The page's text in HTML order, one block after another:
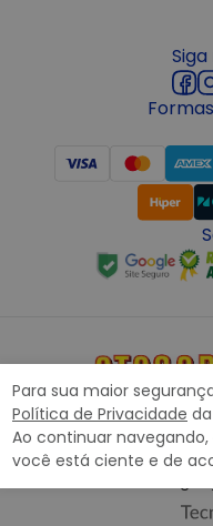
Para sua maior
Política de Privacidade
Ao continuar
você está ciente e de
Copyright © 2022
reservados.
Rodovia Presidente